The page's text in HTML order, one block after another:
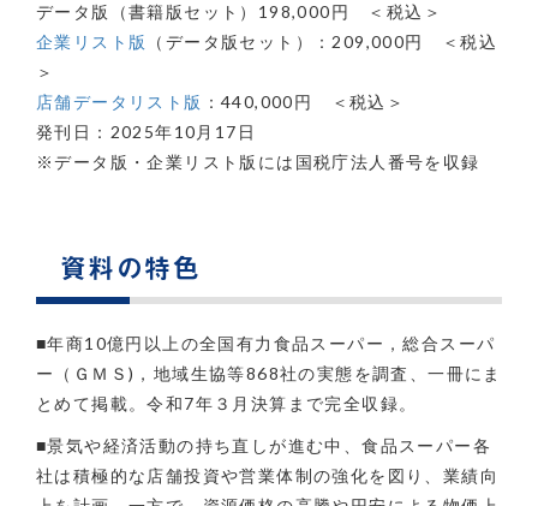
データ版（書籍版セット）198,000円 ＜税込＞
企業リスト版
（データ版セット）：209,000円 ＜税込
＞
店舗データリスト版 ：440,000円 ＜税込＞
発刊日：2025年10月17日
※データ版・企業リスト版には国税庁法人番号を収録
資料の特色
■年商10億円以上の全国有力食品スーパー，総合スーパ
ー（ＧＭＳ)，地域生協等868社の実態を調査、一冊にま
とめて掲載。令和7年３月決算まで完全収録。
■景気や経済活動の持ち直しが進む中、食品スーパー各
社は積極的な店舗投資や営業体制の強化を図り、業績向